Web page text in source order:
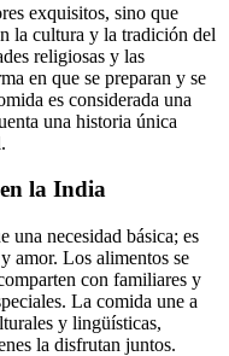
exquisitos, sino que
la cultura y la tradición del
religiosas y las
en que se preparan y se
es considerada una
una historia única
la India
una necesidad básica; es
amor. Los alimentos se
con familiares y
La comida une a
y lingüísticas,
la disfrutan juntos.